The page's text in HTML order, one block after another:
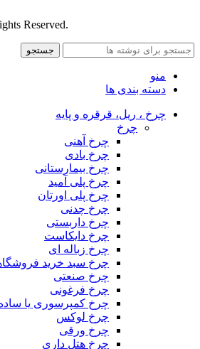
Reserved.
جستجو
منو
دسته بندی ها
چرخ ، ریل، قرقره و پایه
چرخ
چرخ آهنی
چرخ بادی
چرخ بیمارستانی
چرخ پلی آمید
چرخ پلی اورتان
چرخ چدنی
چرخ داربستی
چرخ دایکاست
چرخ زباله ای
چرخ سبد خرید
چرخ صنعتی
چرخ فرغونی
چرخ کمپرسوری یا
چرخ لوکس
چرخ ورقی
چرخ هتل داری